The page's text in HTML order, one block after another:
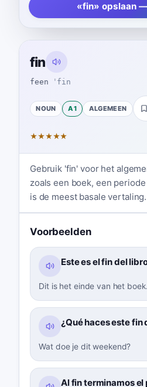
«fin» opslaan
fin
feen ˈfin
NOUN A1 ALGEMEEN
★★★★★
Gebruik 'fin' voor het
zoals een boek, een
is de meest basale vertaling.
Voorbeelden
Este es el fin del
Dit is het einde van het boek.
¿Qué haces este fin
Wat doe je dit weekend?
Al fin terminamos